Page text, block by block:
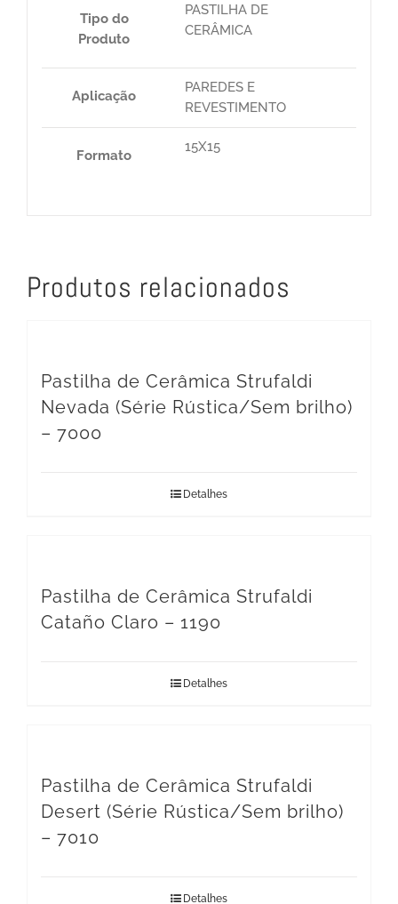
Tipo do
Produto
PASTILHA DE
CERÂMICA
Aplicação
PAREDES E
REVESTIMENTO
Formato
15X15
Produtos relacionados
Pastilha de Cerâmica Strufaldi
Nevada (Série Rústica/Sem brilho)
– 7000
Detalhes
Pastilha de Cerâmica Strufaldi
Cataño Claro – 1190
Detalhes
Pastilha de Cerâmica Strufaldi
Desert (Série Rústica/Sem brilho)
– 7010
Detalhes